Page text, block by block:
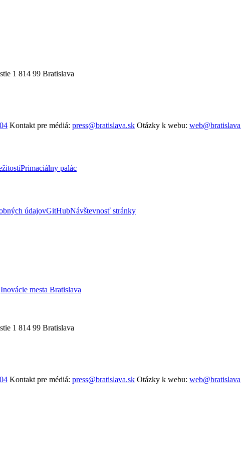
1 814 99 Bratislava
Kontakt pre médiá: press@bratislava.sk Otázky k webu:
Primaciálny palác
údajovGitHubNávštevnosť stránky
Inovácie mesta Bratislava
1 814 99 Bratislava
Kontakt pre médiá: press@bratislava.sk Otázky k webu: